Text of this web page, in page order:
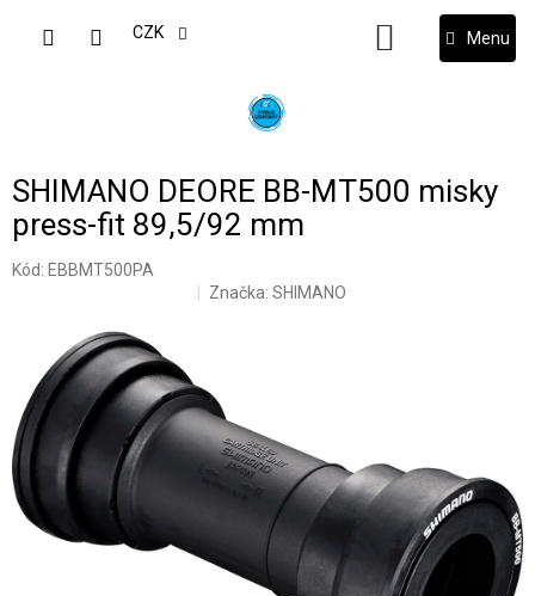
CZK
NÁKUPNÍ
KOŠÍK
SHIMANO DEORE BB-MT500 misky
press-fit 89,5/92 mm
Kód: EBBMT500PA
Značka:SHIMANO